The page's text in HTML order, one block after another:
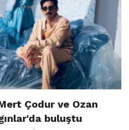
Çodur ve Ozan
buluştu